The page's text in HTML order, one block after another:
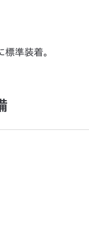
準装着。